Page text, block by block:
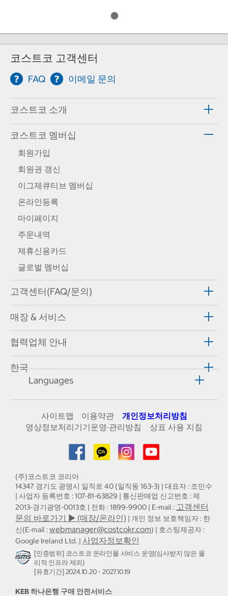
코스트코 고객센터
FAQ 이메일 문의
코스트코 소개
코스트코 멤버십
회원가입
회원권 갱신
이그제큐티브 멤버십
온라인등록
마이페이지
주문내역
제휴신용카드
글로벌 멤버십
고객센터(FAQ/문의)
매장 & 서비스
협력업체 안내
한국
Languages
사이트맵 이용약관
개인정보처리방침
영상정보처리기기운영·관리방침
상표 사용 지침
(주)코스트코 코리아
14347 경기도 광명시 일직로 40 (일직동 163-3) | 대표자 : 조민수
| 사업자 등록번호 : 107-81-63829 | 통신판매업 신고번호 : 제
2013-경기광명-0013호 | 전화 : 1899-9900 | E-mail : 고객센터
문의 바로가기 ▶ (매장/온라인) | 개인 정보 보호책임자 : 한
신(E-mail :webmanager@costcokr.com) | 호스팅제공자 :
Google Ireland Ltd. | 사업자정보확인
[인증범위] 코스트코 온라인몰 서비스 운영(심사받지 않은 물
리적 인프라 제외)
[유효기간] 2024.10.20 - 2027.10.19
KEB 하나은행 구매 안전서비스